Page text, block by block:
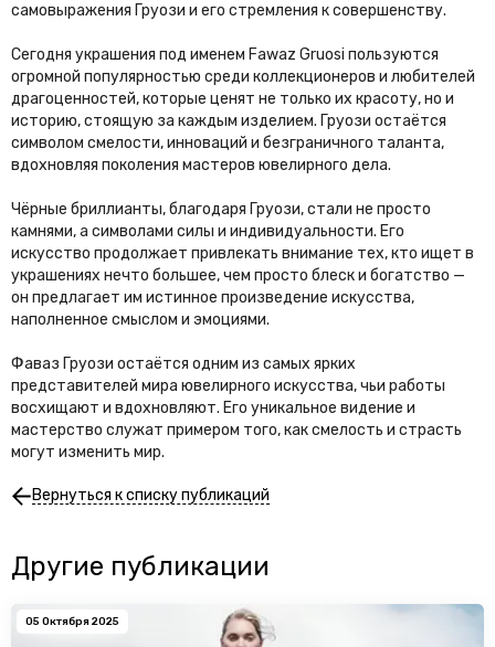
самовыражения Груози и его стремления к совершенству.
Сегодня украшения под именем Fawaz Gruosi пользуются
огромной популярностью среди коллекционеров и любителей
драгоценностей, которые ценят не только их красоту, но и
историю, стоящую за каждым изделием. Груози остаётся
символом смелости, инноваций и безграничного таланта,
вдохновляя поколения мастеров ювелирного дела.
Чёрные бриллианты, благодаря Груози, стали не просто
камнями, а символами силы и индивидуальности. Его
искусство продолжает привлекать внимание тех, кто ищет в
украшениях нечто большее, чем просто блеск и богатство —
он предлагает им истинное произведение искусства,
наполненное смыслом и эмоциями.
Фаваз Груози остаётся одним из самых ярких
представителей мира ювелирного искусства, чьи работы
восхищают и вдохновляют. Его уникальное видение и
мастерство служат примером того, как смелость и страсть
могут изменить мир.
Вернуться к списку публикаций
Другие публикации
05 Октября 2025